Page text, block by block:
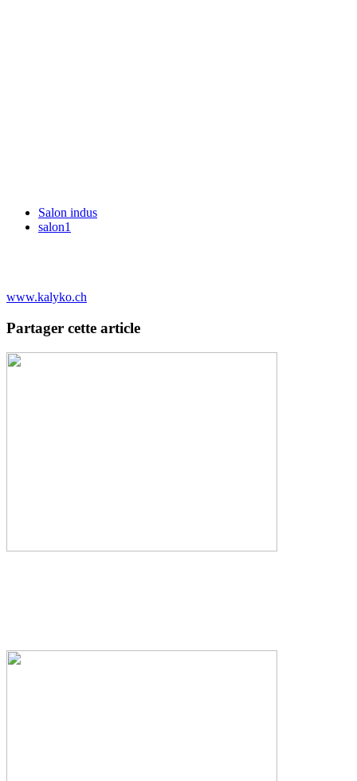
Salon indus
salon1
www.kalyko.ch
Partager cette article